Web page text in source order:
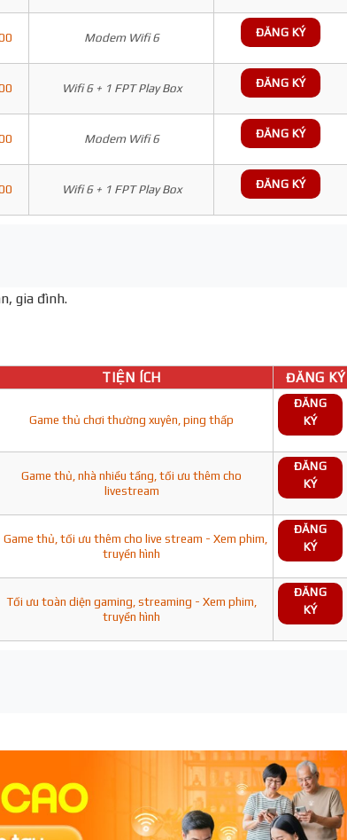
Modem Wifi 6 ĐĂNG KÝ
Wifi 6 + 1 FPT Play Box ĐĂNG KÝ
Modem Wifi 6 ĐĂNG KÝ
Wifi 6 + 1 FPT Play Box ĐĂNG KÝ
gia đình.
TIỆN ÍCH ĐĂNG KÝ
Game thủ chơi thường xuyên, ping thấp
ĐĂNG
KÝ
Game thủ, nhà nhiều tầng, tối ưu thêm cho
livestream
ĐĂNG
KÝ
Game thủ, tối ưu thêm cho live stream - Xem phim,
truyền hình
ĐĂNG
KÝ
Tối ưu toàn diện gaming, streaming - Xem phim,
truyền hình
ĐĂNG
KÝ